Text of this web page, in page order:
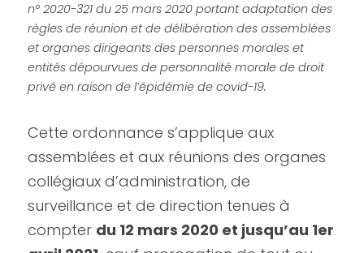
n° 2020-321 du 25 mars 2020 portant adaptation des
règles de réunion et de délibération des assemblées
et organes dirigeants des personnes morales et
entités dépourvues de personnalité morale de droit
privé en raison de l’épidémie de covid-19.
Cette ordonnance s’applique aux
assemblées et aux réunions des organes
collégiaux d’administration, de
surveillance et de direction tenues à
compter du 12 mars 2020 et jusqu’au 1er